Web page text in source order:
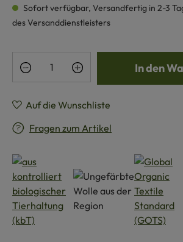
Sofort verfügbar, Versandfertig in 2-3
des Versanddienstleisters
Produkt Anzahl: Gib den
In den
Auf die Wunschliste
Fragen zum Artikel